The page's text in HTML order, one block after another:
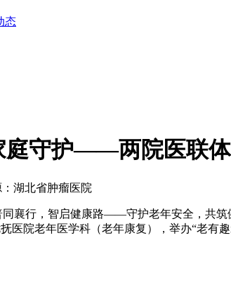
态
庭守护——两院医联
湖北省肿瘤医院
襄行，智启健康路——守护老年安全，共
医院老年医学科（老年康复），举办“老